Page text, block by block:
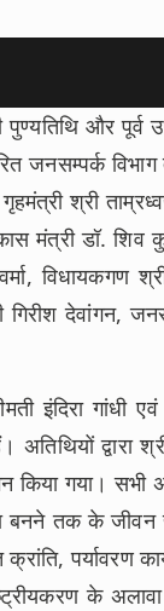
पुण्यतिथि और
विभाग
श्री
मंत्री डॉ. शिव
विधायकगण
गिरीश देवांगन,
इंदिरा
द्वारा
गया। सभी
बनने तक के
पर्यावरण
के